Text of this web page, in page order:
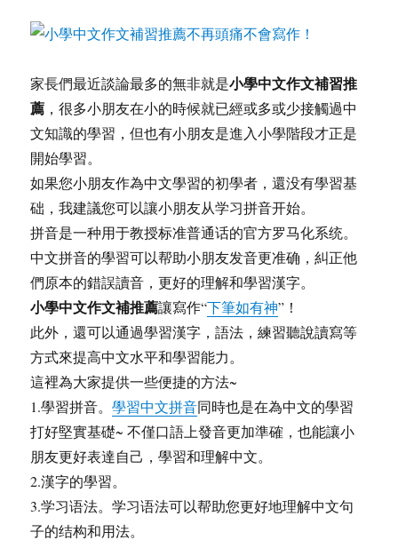
習
推
心
理
壓
力
多
大?
家長們最近談論最多的無非就是小學中文作文補習推
薦 ，很多小朋友在小的時候就已經或多或少接觸過中
文知識的學習，但也有小朋友是進入小學階段才正是
開始學習。
如果您小朋友作為中文學習的初學者，還没有學習基
础，我建議您可以讓小朋友从学习拼音开始。
拼音是一种用于教授标准普通话的官方罗马化系统。
中文拼音的學習可以帮助小朋友发音更准确，糾正他
們原本的錯誤讀音，更好的理解和學習漢字。
小學中文作文補推薦讓寫作“下筆如有神”！
此外，還可以通過學習漢字，語法，練習聽說讀寫等
方式來提高中文水平和學習能力。
這裡為大家提供一些便捷的方法~
1.學習拼音。學習中文拼音同時也是在為中文的學習
打好堅實基礎~ 不僅口語上發音更加準確，也能讓小
朋友更好表達自己，學習和理解中文。
2.漢字的學習。
3.学习语法。学习语法可以帮助您更好地理解中文句
子的结构和用法。